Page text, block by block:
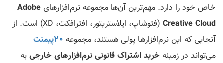
خاص خود را دارد. مهم‌ترین آن‌ها مجموعه نرم‌افزارهای Adobe
Creative Cloud
(فتوشاپ، ایلاستریتور، افترافکت، XD) است. از
آنجایی که این نرم‌افزارها پولی هستند، مجموعه ۲۰پیمنت
می‌تواند در زمینه خرید اشتراک قانونی نرم‌افزارهای خارجیبه